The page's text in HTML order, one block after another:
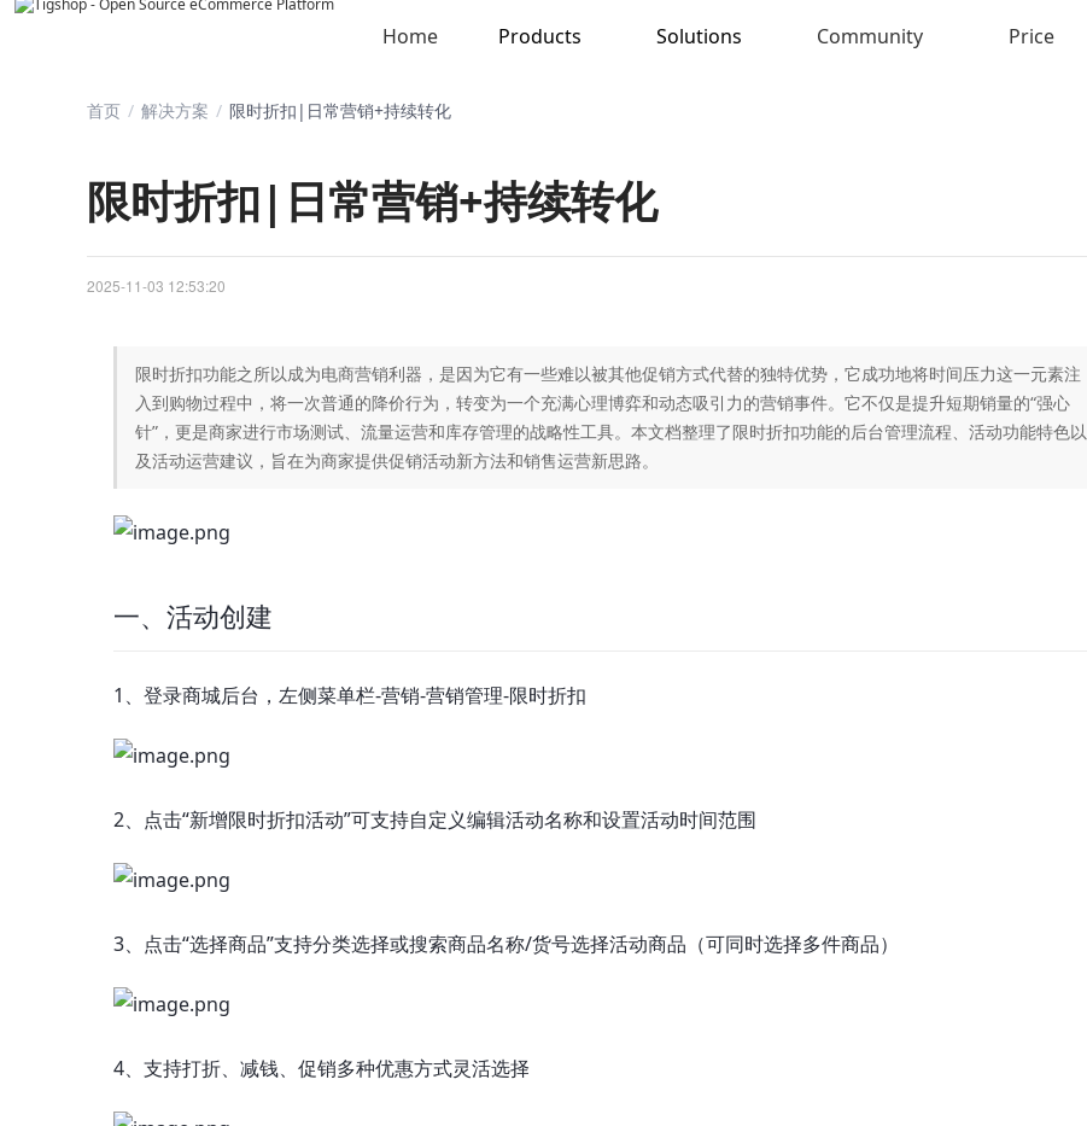
Home Products Solutions Community Price
首页 / 解决方案 / 限时折扣|日常营销+持续转化
限时折扣|日常营销+持续转化
2025-11-03 12:53:20
限时折扣功能之所以成为电商营销利器，是因为它有一些难以被其他促销方式代替的独特优势，它成功地将时间压力这一元素注
入到购物过程中，将一次普通的降价行为，转变为一个充满心理博弈和动态吸引力的营销事件。它不仅是提升短期销量的“强心
针”，更是商家进行市场测试、流量运营和库存管理的战略性工具。本文档整理了限时折扣功能的后台管理流程、活动功能特色以
及活动运营建议，旨在为商家提供促销活动新方法和销售运营新思路。
一、活动创建
1、登录商城后台，左侧菜单栏-营销-营销管理-限时折扣
2、点击“新增限时折扣活动”可支持自定义编辑活动名称和设置活动时间范围
3、点击“选择商品”支持分类选择或搜索商品名称/货号选择活动商品（可同时选择多件商品）
4、支持打折、减钱、促销多种优惠方式灵活选择